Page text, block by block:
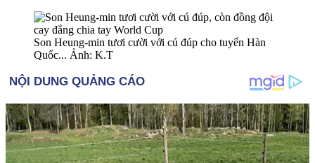
Son Heung-min tươi cười với cú đúp cho tuyển Hàn
Quốc... Ảnh: K.T